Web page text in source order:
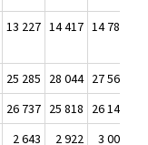
13 227 14 417 14 786
25 285 28 044 27 567
26 737 25 818 26 145
2 643 2 922 3 007